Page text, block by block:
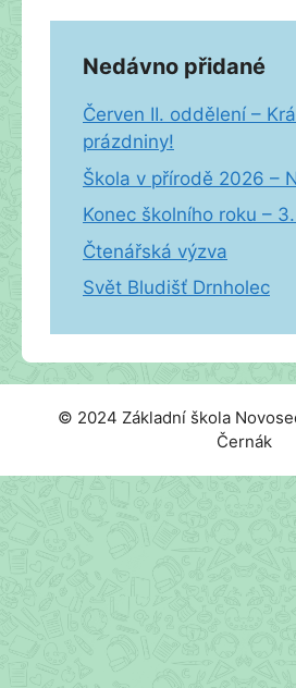
Nedávno přidané
Červen II. oddělení –
prázdniny!
Škola v přírodě 2026 –
Konec školního roku –
Čtenářská výzva
Svět Bludišť Drnholec
© 2024 Základní škola
Černák